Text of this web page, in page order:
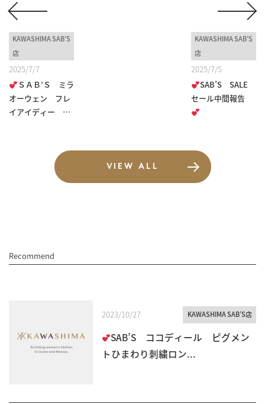
KAWASHIMA SAB’S
店
2025/7/7
ＳＡＢ’Ｓ ミラ
オーウェン フレ
イアイディー ミ
KAWASHIMA SAB’S
店
2025/7/5
SAB’S SALE
セール中間報告
VIEW ALL
Recommend
2023/10/27 KAWASHIMA SAB’S店
SAB’S ココディール ピグメン
トひまわり刺繍ロン...